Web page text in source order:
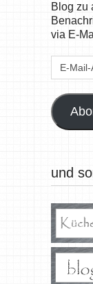
Blog zu
via E-
E-
und